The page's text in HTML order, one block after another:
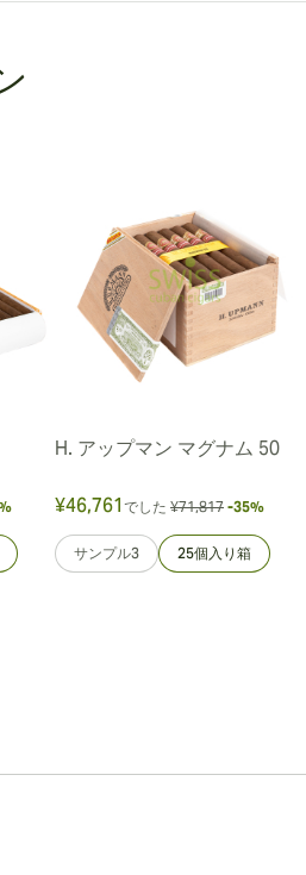
H. アップマン マグナム 50
¥46,761 でした ¥71,817 -35%
サンプル3 25個入り箱